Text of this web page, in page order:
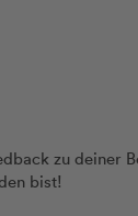
zu deiner
bist!